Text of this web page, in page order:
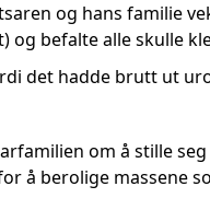
og hans familie
og befalte alle skulle
det hadde brutt ut
om å stille
å berolige massene